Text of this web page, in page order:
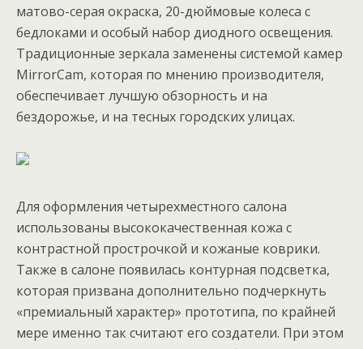
матово-серая окраска, 20-дюймовые колеса с
бедлоками и особый набор диодного освещения.
Традиционные зеркала заменены системой камер
MirrorCam, которая по мнению производителя,
обеспечивает лучшую обзорность и на
бездорожье, и на тесных городских улицах.
Для оформления четырехместного салона
использованы высококачественная кожа с
контрастной прострочкой и кожаные коврики.
Также в салоне появилась контурная подсветка,
которая призвана дополнительно подчеркнуть
«премиальный характер» прототипа, по крайней
мере именно так считают его создатели. При этом